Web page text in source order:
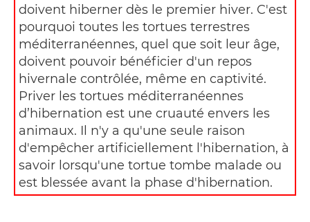
doivent hiberner dès le premier hiver. C'est
pourquoi toutes les tortues terrestres
méditerranéennes, quel que soit leur âge,
doivent pouvoir bénéficier d'un repos
hivernale contrôlée, même en captivité.
Priver les tortues méditerranéennes
d’hibernation est une cruauté envers les
animaux. Il n'y a qu'une seule raison
d'empêcher artificiellement l'hibernation, à
savoir lorsqu'une tortue tombe malade ou
est blessée avant la phase d'hibernation.